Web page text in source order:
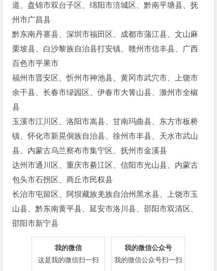
道、盘锦市双台子区、绵阳市涪城区、黔南平塘县、抚
州市广昌县
黔东南丹寨县、深圳市福田区、成都市蒲江县、文山麻
栗坡县、白沙黎族自治县打安镇、赣州市信丰县、广西
百色市平果市
福州市晋安区、忻州市神池县、黄冈市武穴市、上饶市
余干县、长春市绿园区、伊春市大箐山县、滁州市全椒
县
玉溪市江川区、洛阳市嵩县、甘南玛曲县、东方市板桥
镇、怀化市新晃侗族自治县、徐州市丰县、天水市武山
县、内蒙古乌兰察布市集宁区、抚州市金溪县
达州市通川区、重庆市綦江区、信阳市光山县、内蒙古
包头市石拐区、商丘市民权县
长治市屯留区、阿坝藏族羌族自治州黑水县、上饶市玉
山县、黔东南黄平县、延安市洛川县、邵阳市双清区、
邵阳市新宁县
我的微信
这是我的微信扫一扫
我的微信公众号
我的微信公众号扫一扫